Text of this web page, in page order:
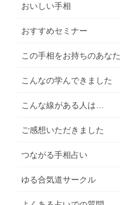
おいしい手相
おすすめセミナー
この手相をお持ちのあな
こんなの学んできました
こんな線がある人は…
ご感想いただきました
つながる手相占い
ゆる合気道サークル